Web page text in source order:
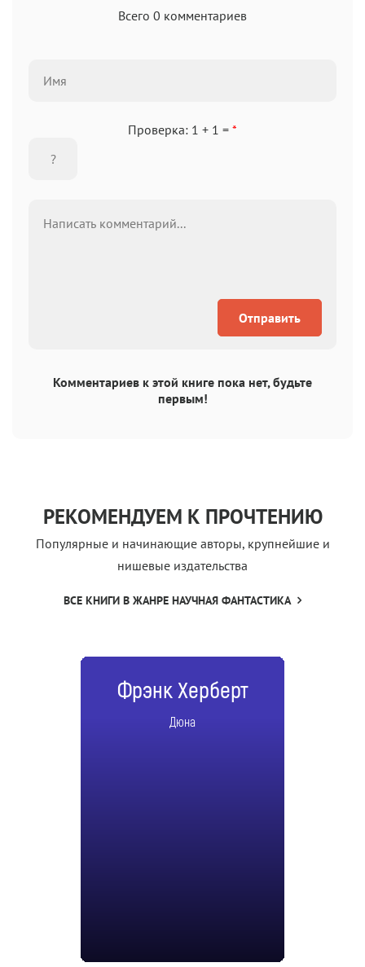
Всего 0 комментариев
Проверка: 1 + 1 = *
Отправить
Комментариев к этой книге пока нет, будьте
первым!
РЕКОМЕНДУЕМ К ПРОЧТЕНИЮ
Популярные и начинающие авторы, крупнейшие и
нишевые издательства
ВСЕ КНИГИ В ЖАНРЕ НАУЧНАЯ ФАНТАСТИКА
Фрэнк Херберт
Дюна